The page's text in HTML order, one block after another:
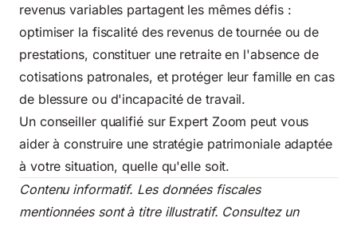
revenus variables partagent les mêmes défis :
optimiser la fiscalité des revenus de tournée ou de
prestations, constituer une retraite en l'absence de
cotisations patronales, et protéger leur famille en cas
de blessure ou d'incapacité de travail.
Un conseiller qualifié sur Expert Zoom peut vous
aider à construire une stratégie patrimoniale adaptée
à votre situation, quelle qu'elle soit.
Contenu informatif. Les données fiscales
mentionnées sont à titre illustratif. Consultez un